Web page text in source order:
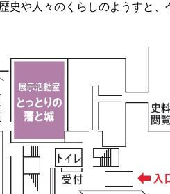
史や人々のくらしのようすと